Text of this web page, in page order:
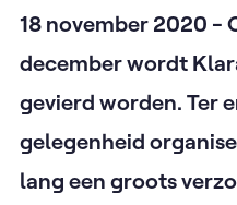
18 november 2020 -
december wordt
gevierd worden. Ter
gelegenheid
lang een groots